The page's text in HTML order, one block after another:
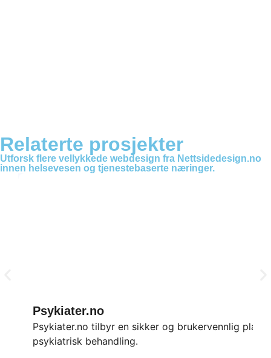
Relaterte prosjekter
Utforsk flere vellykkede webdesign fra Nettsidedesign.no
innen helsevesen og tjenestebaserte næringer.
Psykiater.no
Psykiater.no tilbyr en sikker og brukervennlig
psykiatrisk behandling.